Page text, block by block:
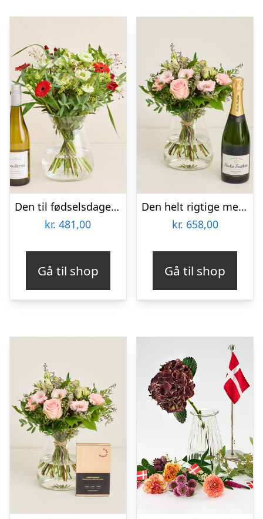
Den til fødselsdagen med Les Amourettes, Sauvignon Blanc
kr. 481,00
Gå til shop
Den helt rigtige med Nicolas Feuillatte, Sélection Brut, Champagne
kr. 658,00
Gå til shop